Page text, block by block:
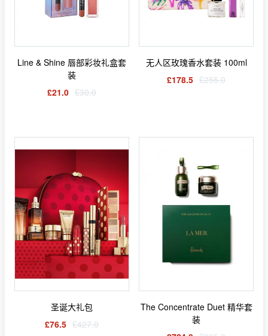
Line & Shine 唇部彩妆礼盒套
装
£21.0 £30.0
无人区玫瑰香水套装 100ml
£178.5 £255.0
圣诞大礼包
£76.5 £427.0
The Concentrate Duet 精华套
装